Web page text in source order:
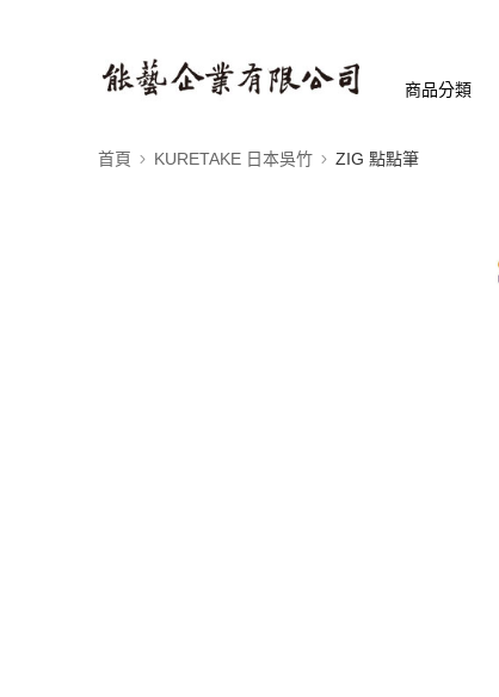
商品分類
首頁 KURETAKE 日本吳竹 ZIG 點點筆